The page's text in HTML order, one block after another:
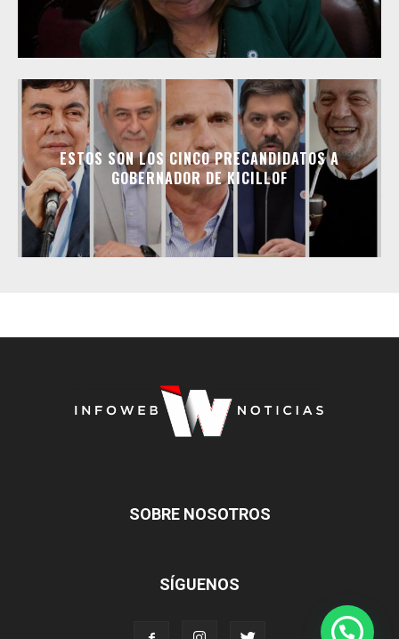
ESTOS SON LOS CINCO PRECANDIDATOS A
GOBERNADOR DE KICILLOF
SOBRE NOSOTROS
SÍGUENOS